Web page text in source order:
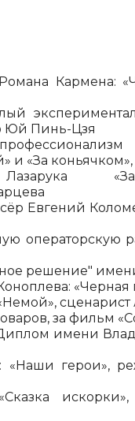
Кармена:
Юй Пинь-Цзя
и «За
«За
Евгений
решение"
«Черная
сценарист
за фильм
имени
герои»,
искорки»,